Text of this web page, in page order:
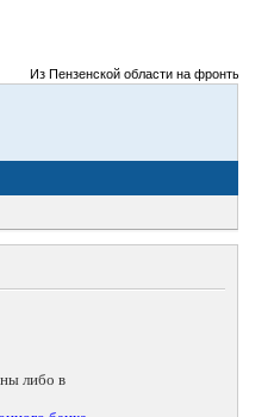
Из Пензенской области на фронты
либо в